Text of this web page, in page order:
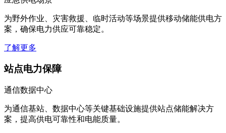
为野外作业、灾害救援、临时活动等场景提供移动储能供电方
案，确保电力供应可靠稳定。
了解更多
站点电力保障
通信数据中心
为通信基站、数据中心等关键基础设施提供站点储能解决方
案，提高供电可靠性和电能质量。